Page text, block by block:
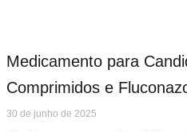
Medicamento para
Comprimidos e
30 de junho de 2025